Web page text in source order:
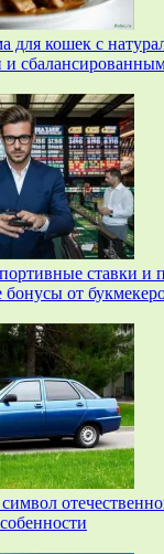
для кошек с
и
ставки и
от